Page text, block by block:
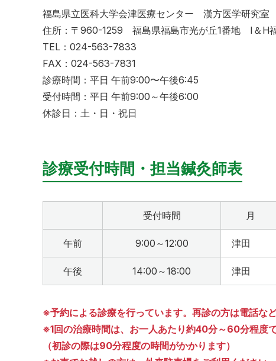
福島県立医科大学会津医療センター 漢方医学研究室
住所：〒960-1259 福島県福島市光が丘1番地 I＆H
TEL：024-563-7833
FAX：024-563-7831
診療時間：平日 午前9:00〜午後6:45
受付時間：平日 午前9:00～午後6:00
休診日：土・日・祝日
診療受付時間・担当鍼灸師表
受付時間 月
午前 9:00～12:00 津田
午後 14:00～18:00 津田
※予約による診療を行っています。再診の方は電話な
※1回の治療時間は、お一人あたり約40分～60分程度で
（初診の際は90分程度の時間がかかります）